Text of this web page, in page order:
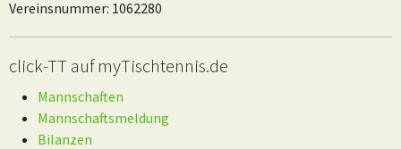
Vereinsnummer: 1062280
click-TT auf myTischtennis.de
Mannschaften
Mannschaftsmeldung
Bilanzen